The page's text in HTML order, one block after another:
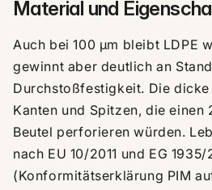
Material und
Auch bei 100 µm bleibt LDPE
gewinnt aber deutlich an
Durchstoßfestigkeit. Die
Kanten und Spitzen, die
Beutel perforieren würden.
nach EU 10/2011 und EG
(Konformitätserklärung PIM